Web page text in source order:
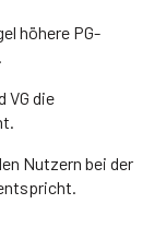
höhere PG-
VG die
Nutzern bei der